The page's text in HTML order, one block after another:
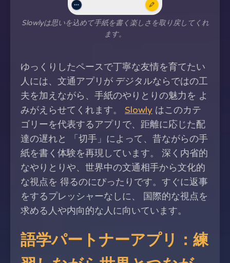
Slowlyは思いを込めて手紙を書く楽しさを取り戻してくれ
ます。
ゆっくりしたペースで丁寧な友情を育てたい
人には、文通アプリが デジタルならではの工
夫を加えながら、手紙のやりとりの魅力を よ
みがえらせてくれます。 Slowly はこのカテ
ゴリーを代表するアプリで、距離に応じた配
達の遅れと 「切手」によって、昔ながらの手
紙を書く体験を再現しています。 深く内省的
なやりとりや、世界中の文通相手から文化的
な視点を 得るのにぴったりです。すぐに返事
をするプレッシャーなしに、 国際的な視点を
求める人や内向的な人に向いています。
語学パートナーアプリ：練